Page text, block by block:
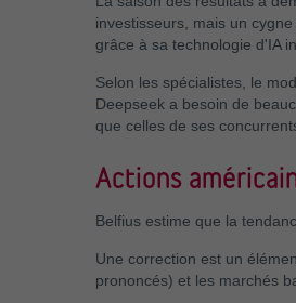
investisseurs, mais un
grâce à sa technologie d'IA
Selon les spécialistes, le
Deepseek a besoin de
que celles de ses
Actions
Belfius estime que la
Une correction est un
prononcés) et les marchés